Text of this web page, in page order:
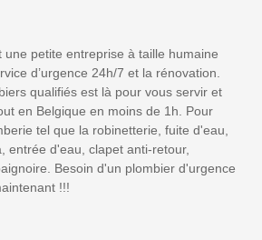
une petite entreprise à taille humaine
d’urgence 24h/7 et la rénovation.
qualifiés est là pour vous servir et
en Belgique en moins de 1h. Pour
tel que la robinetterie, fuite d'eau,
entrée d'eau, clapet anti-retour,
Besoin d'un plombier d'urgence
!!!